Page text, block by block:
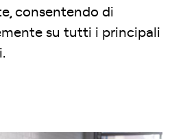
consentendo di
su tutti i principali